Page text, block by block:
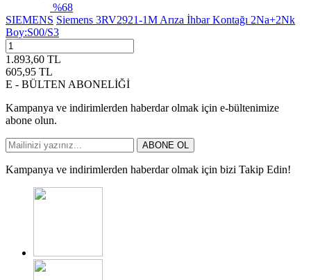
%68
SIEMENS Siemens 3RV2921-1M Arıza İhbar Kontağı 2Na+2Nk
Boy:S00/S3
1.893,60 TL
605,95 TL
E - BÜLTEN ABONELİĞİ
Kampanya ve indirimlerden haberdar olmak için e-bültenimize
abone olun.
ABONE OL
Kampanya ve indirimlerden haberdar olmak için bizi Takip Edin!